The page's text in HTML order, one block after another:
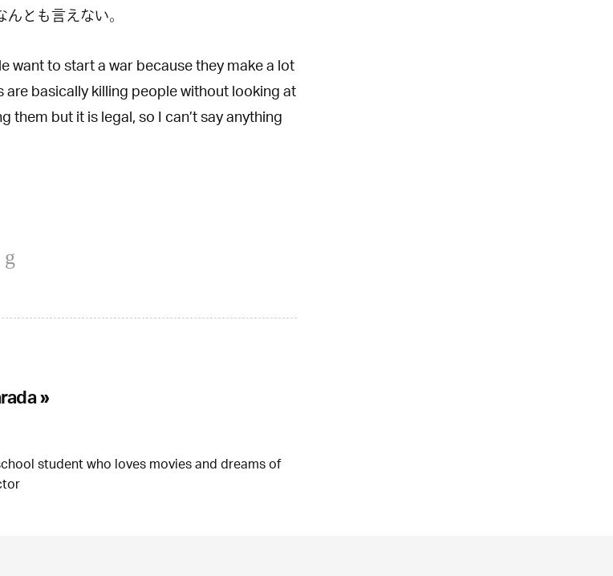
とも言えない。
want to start a war because they make a lot
basically killing people without looking at
them but it is legal, so I can’t say anything
»
student who loves movies and dreams of